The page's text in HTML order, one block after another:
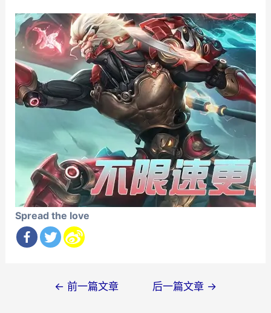
Spread the love
← 前一篇文章 后一篇文章 →